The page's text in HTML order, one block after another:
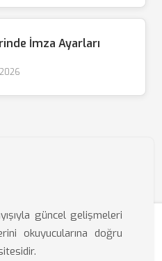
İmza Ayarları
güncel gelişmeleri
okuyucularına doğru